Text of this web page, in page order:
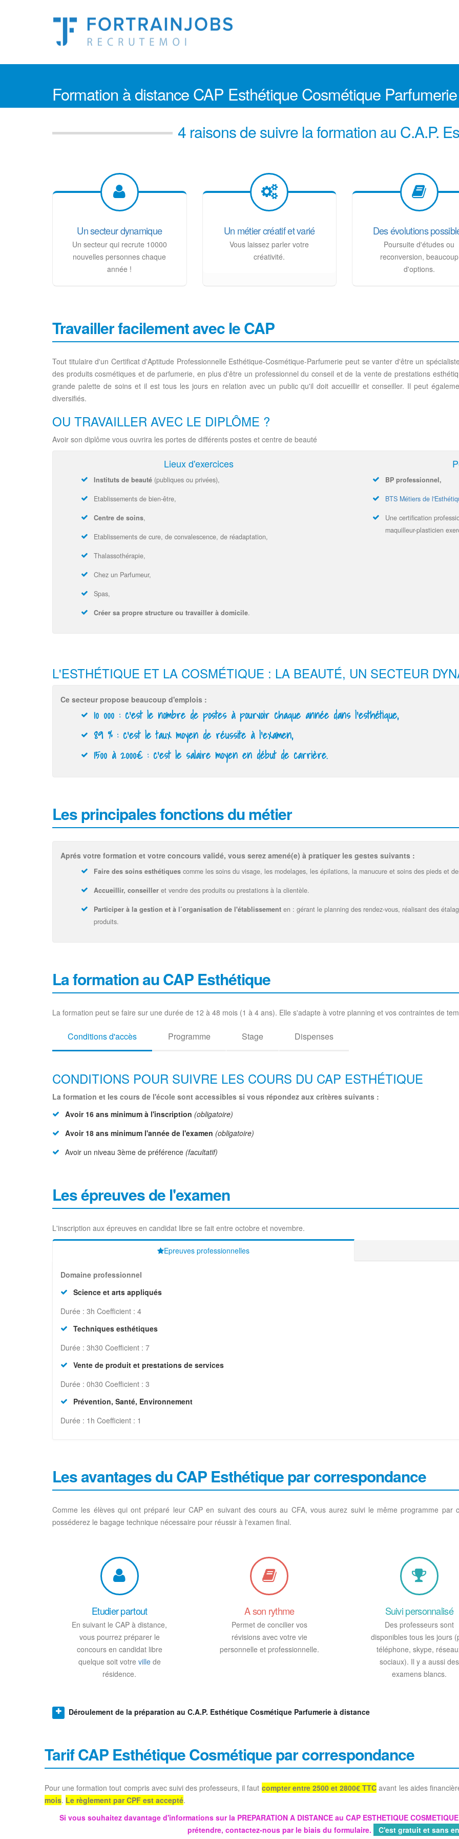
Formation à distance CAP Esthétique Cosmétique Parfumerie
4 raisons de suivre la formation au C.A.P.
Un secteur dynamique
Un secteur qui recrute 10000
nouvelles personnes chaque
année !
Un métier créatif et varié
Vous laissez parler votre
créativité.
Des évolutions
Poursuite d'études ou
reconversion, beaucoup
d'options.
Travailler facilement avec le CAP
Tout titulaire d'un Certificat d'Aptitude Professionnelle Esthétique-Cosmétique-Parfumerie peut se vanter d'être un
des produits cosmétiques et de parfumerie, en plus d'être un professionnel du conseil et de la vente de prestations
grande palette de soins et il est tous les jours en relation avec un public qu'il doit accueillir et conseiller. Il peut
diversifiés.
OU TRAVAILLER AVEC LE DIPLÔME ?
Avoir son diplôme vous ouvrira les portes de différents postes et centre de beauté
Lieux d'exercices
Instituts de beauté (publiques ou privées),
Etablissements de bien-être,
Centre de soins,
Etablissements de cure, de convalescence, de réadaptation,
Thalassothérapie,
Chez un Parfumeur,
Spas,
Créer sa propre structure ou travailler à domicile.
BP professionnel,
BTS Métiers de
Une certification
maquilleur-plasticien
L'ESTHÉTIQUE ET LA COSMÉTIQUE : LA BEAUTÉ, UN SECTEUR
Ce secteur propose beaucoup d'emplois :
10 000 : c'est le nombre de postes à pourvoir chaque année dans l'esthétique,
89 % : c'est le taux moyen de réussite à l'examen,
1500 à 2000€ : c'est le salaire moyen en début de carrière.
Les principales fonctions du métier
Aprés votre formation et votre concours validé, vous serez amené(e) à pratiquer les gestes suivants :
Faire des soins esthétiques comme les soins du visage, les modelages, les épilations, la manucure et soins des pieds et
Accueillir, conseiller et vendre des produits ou prestations à la clientèle.
Participer à la gestion et à l’organisation de l'établissement en : gérant le planning des rendez-vous, réalisant des
produits.
La formation au CAP Esthétique
La formation peut se faire sur une durée de 12 à 48 mois (1 à 4 ans). Elle s'adapte à votre planning et vos contraintes de
Conditions d'accès Programme Stage Dispenses
CONDITIONS POUR SUIVRE LES COURS DU CAP ESTHÉTIQUE
La formation et les cours de l'école sont accessibles si vous répondez aux critères suivants :
Avoir 16 ans minimum à l'inscription (obligatoire)
Avoir 18 ans minimum l'année de l'examen (obligatoire)
Avoir un niveau 3ème de préférence (facultatif)
Les épreuves de l'examen
L'inscription aux épreuves en candidat libre se fait entre octobre et novembre.
Epreuves professionnelles
Domaine professionnel
Science et arts appliqués
Durée : 3h Coefficient : 4
Techniques esthétiques
Durée : 3h30 Coefficient : 7
Vente de produit et prestations de services
Durée : 0h30 Coefficient : 3
Prévention, Santé, Environnement
Durée : 1h Coefficient : 1
Les avantages du CAP Esthétique par correspondance
Comme les élèves qui ont préparé leur CAP en suivant des cours au CFA, vous aurez suivi le même programme par
posséderez le bagage technique nécessaire pour réussir à l'examen final.
Etudier partout
En suivant le CAP à distance,
vous pourrez préparer le
concours en candidat libre
quelque soit votre villede
résidence.
A son rythme
Permet de concilier vos
révisions avec votre vie
personnelle et professionnelle.
Suivi personnalisé
Des professeurs sont
disponibles tous les jours
téléphone, skype,
sociaux). Il y a aussi des
examens blancs.
Déroulement de la préparation au C.A.P. Esthétique Cosmétique Parfumerie à distance
Tarif CAP Esthétique Cosmétique par correspondance
Pour une formation tout compris avec suivi des professeurs, il faut compter entre 2500 et 2800€ TTC avant les aides
mois. Le règlement par CPF est accepté.
Si vous souhaitez davantage d'informations sur la PREPARATION A DISTANCE au CAP ESTHETIQUE
prétendre, contactez-nous par le biais du formulaire. C'est gratuit et sans